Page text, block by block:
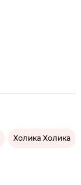
Холика Холика